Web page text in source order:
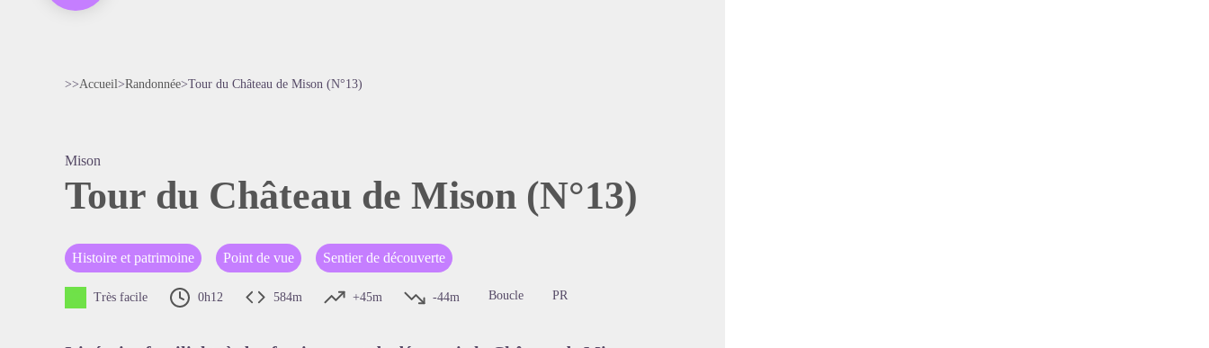
>>Accueil>Randonnée>Tour du Château de Mison (N°13)
Mison
Tour du Château de Mison (N°13)
Histoire et patrimoine Point de vue Sentier de découverte
Très facile 0h12 584m +45m -44m Boucle PR